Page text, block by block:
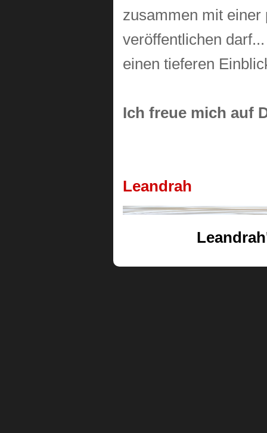
zusammen mit einer
veröffentlichen
einen tieferen
Ich freue mich auf
Leandrah